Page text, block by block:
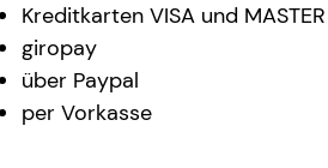
Kreditkarten VISA und MASTER
giropay
über Paypal
per Vorkasse